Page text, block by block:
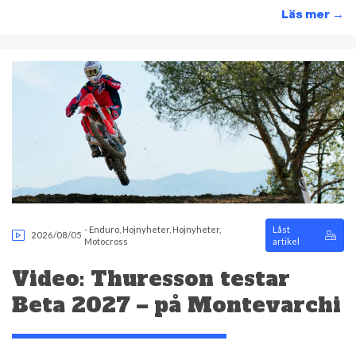
Läs mer →
2026/08/05
- Enduro Hojnyheter, Hojnyheter,
Motocross
Låst
artikel
Video: Thuresson testar
Beta 2027 – på Montevarchi